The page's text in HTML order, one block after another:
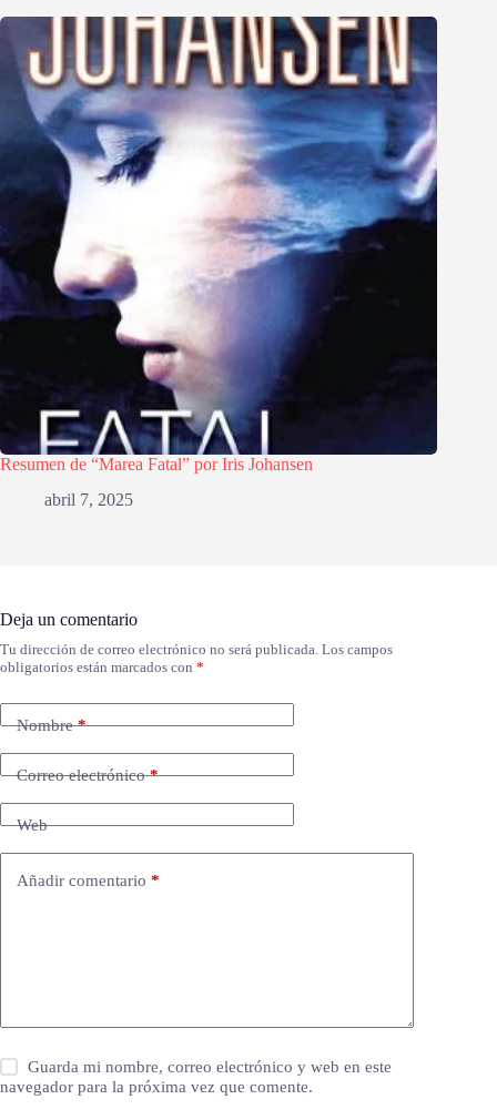
Resumen de “Marea Fatal” por Iris Johansen
abril 7, 2025
Deja un comentario
Tu dirección de correo electrónico no será publicada. Los campos
obligatorios están marcados con *
Nombre*
Correo electrónico*
Web
Añadir comentario *
Guarda mi nombre, correo electrónico y web en este
navegador para la próxima vez que comente.